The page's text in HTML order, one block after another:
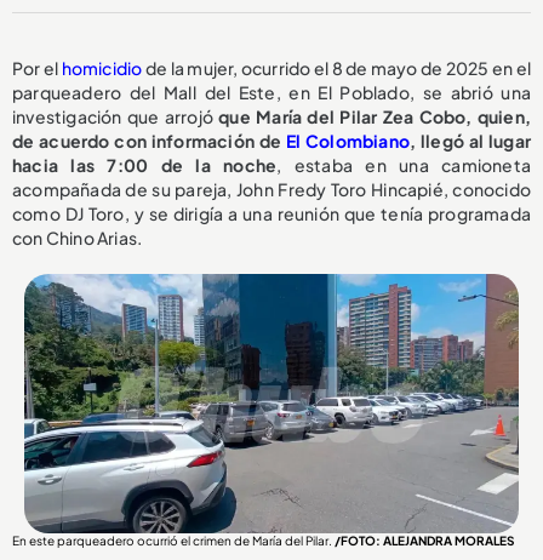
Por el homicidiode la mujer, ocurrido el 8 de mayo de 2025 en el
parqueadero del Mall del Este, en El Poblado, se abrió una
investigación que arrojóque María del Pilar Zea Cobo, quien,
de acuerdo con información de El Colombiano, llegó al lugar
hacia las 7:00 de la noche, estaba en una camioneta
acompañada de su pareja, John Fredy Toro Hincapié, conocido
como DJ Toro, y se dirigía a una reunión que tenía programada
con Chino Arias.
En este parqueadero ocurrió el crimen de María del Pilar. /FOTO: ALEJANDRA MORALES